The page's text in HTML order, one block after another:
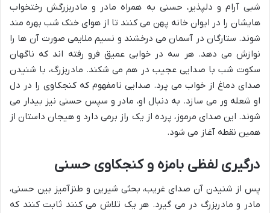
شبی آرام و دلپذیر، حسنی به همراه مادر و مادربزرگش رختخواب
هایشان را در ایوان خانه پهن می کنند تا از هوای خنک شب بهره مند
شوند. ستارگان در آسمان می درخشند و نسیم ملایمی صورت آن ها را
نوازش می دهد. هر سه در خوابی عمیق فرو رفته اند که ناگهان
سکوت شب با صدایی عجیب در هم می شکند. مادربزرگ، با شنیدن
صدای دماغ از خواب می پرد. صدایی نامفهوم که کنجکاوی را در دل
او شعله ور می سازد. به دنبال او، مادر و سپس حسنی نیز بیدار می
شوند. این صدای مرموز، پرده از یک راز برمی دارد و هیجان داستان از
همین نقطه آغاز می شود.
درگیری لفظی بامزه و کنجکاوی حسنی
پس از شنیدن آن صدای غریب، بحثی شیرین و طنزآمیز بین حسنی،
مادر و مادربزرگ در می گیرد. هر یک تلاش می کنند ثابت کنند که